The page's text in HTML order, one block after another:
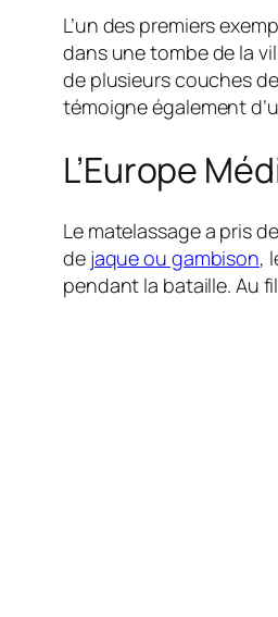
L’un des premiers
dans une tombe de la
de plusieurs couches
témoigne également
L’Europe
Le matelassage a pris
de jaque ou gambison,
pendant la bataille. Au